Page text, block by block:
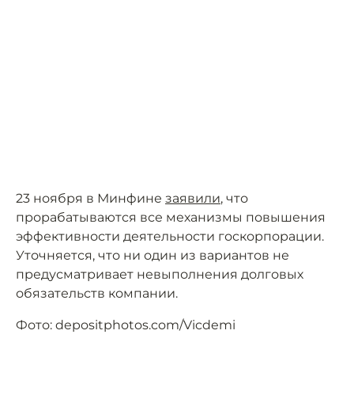
23 ноября в Минфине заявили, что
прорабатываются все механизмы повышения
эффективности деятельности госкорпорации.
Уточняется, что ни один из вариантов не
предусматривает невыполнения долговых
обязательств компании.
Фото: depositphotos.com/Vicdemi